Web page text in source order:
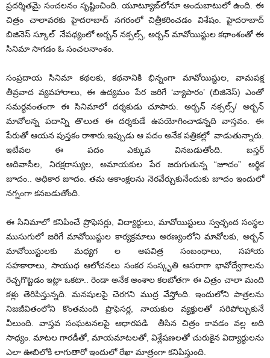
ప్రదర్శితమై సంచలనం సృష్టించింది. యూట్యూబ్‌లోనూ అందుబాటులో ఉంది. ఈ
చిత్రం చాలావరకు హైదరాబాద్ నగరంలో చిత్రీకరించడం విశేషం. హైదరాబాద్
బిజినెస్ స్కూల్ నేపథ్యంలో అర్బన్ నక్సల్స్, అర్బన్ మావోయిస్టుల కథాంశంతో ఈ
సినిమా సాగడం ఓ సంచలనాంశం.
సంప్రదాయ సినిమా కథలకు, కథనానికి భిన్నంగా మావోయిస్టుల, వామపక్ష
తీవ్రవాద వ్యవహారాలు, ఈ ఉద్యమం పేర జరిగే ‘వ్యాపారం’ (బిజినెస్) ఎంతో
సమర్థవంతంగా ఈ సినిమాలో దర్శకుడు చూపారు. అర్బన్ నక్సల్స్/ అర్బన్
మావోలన్న పదాన్ని తొలుత ఈ దర్శకుడే ఉపయోగించాడన్నది వాస్తవం. ఈ
పేరుతో ఆయన పుస్తకం రాశారు.ఇప్పుడు ఆ పదం అనేక పత్రికల్లో వాడుతున్నారు.
ఇటీవల ఈ పదం ఎక్కువ వినబడుతోంది. బస్తర్
ఆదివాసీల, నిరక్షరాస్యుల, అమాయకుల పేర జరుగుతున్న “జూదం” అర్థిక
జూదం.. అధికార జూదం. తమ ఆకాంక్షలను నెరవేర్చుకునేందుకు జూదం ఇందులో
నగ్నంగా కనబడుతోంది.
ఈ సినిమాలో కనిపించే ప్రొఫెసర్లు, విద్యార్థులు, మావోయిస్టులు స్వచ్ఛంద సంస్థల
ముసుగులో జరిగే మావోయిస్టుల కార్యక్రమాలు అరణ్యంలోని మావోలకు, అర్బన్
మావోయిస్టులకు మధ్యగ ల అపవిత్ర సంబంధాలు, సహాయ
సహకారాలు, సాయుధ ఆలోచనలు సంకర సంస్కృతి ఆసరాగా భావోద్వేగాలను
రెచ్చగొట్టడం ఇట్లా ఒకటా.. రెండా అనేక అంశాల కలబోతగా ఈ చిత్రం చాలా మంది
కళ్లు తెరిపిస్తున్నది. మనషులపై చెరగని ముద్ర వేస్తోంది. ఇందులోని పాత్రలను
నిజజీవితంలోని కొంతమంది ప్రొఫెసర్ల, నాయకుల వ్యక్తులతో సరిపోల్చుకునే
వీలుంది. వాస్తవ సంఘటనలపై ఆధారపడి తీసిన చిత్రం కావడం వల్ల అది
సాధ్యం. మాటల గారడీతో, మాయమాటలతో, విశ్లేషణలతో చురుకైన విద్యార్థులను
ఎలా ఊబిలోకి లాగుతారో ఇందులో రేఖా మాత్రంగా కనిపిస్తుంది.